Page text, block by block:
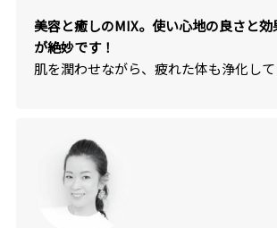
美容と癒しのMIX。使い心地の良さと
が絶妙です！
肌を潤わせながら、疲れた体も浄化し
な“美容と癒し”がMIXされたブランド。